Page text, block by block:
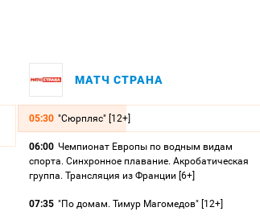
МАТЧ СТРАНА
05:30 "Сюрпляс" [12+]
06:00 Чемпионат Европы по водным видам
спорта. Синхронное плавание. Акробатическая
группа. Трансляция из Франции [6+]
07:35 "По домам. Тимур Магомедов" [12+]